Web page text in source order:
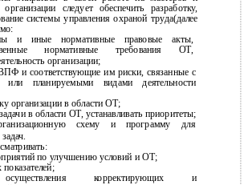
следует обеспечить разработку,
системы управления охраной труда(далее
и иные нормативные правовые акты,
нормативные требования ОТ,
организации;
и соответствующие им риски, связанные с
планируемыми видами деятельности
организации в области ОТ;
в области ОТ, устанавливать приоритеты;
схему и программу для
по улучшению условий и ОТ;
корректирующих и